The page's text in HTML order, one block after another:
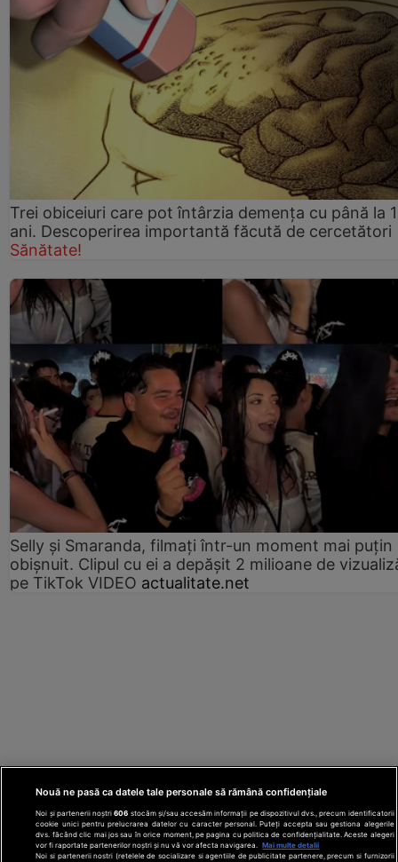
Trei obiceiuri care pot întârzia demența cu până la
ani. Descoperirea importantă făcută de cercetători
Sănătate!
Selly și Smaranda, filmați într-un moment mai puțin
obișnuit. Clipul cu ei a depășit 2 milioane de
pe TikTok VIDEO actualitate.net
Nouă ne pasă ca datele tale personale să rămână confidențiale
Noi și partenerii noștri606 stocăm și/sau accesăm informații pe dispozitivul dvs., precum identificatorii
cookie unici pentru prelucrarea datelor cu caracter personal. Puteți accepta sau gestiona alegerile
dvs. făcând clic mai jos sau în orice moment, pe pagina cu politica de confidențialitate. Aceste alegeri
vor fi raportate partenerilor noștri și nu vă vor afecta navigarea.
Mai multe detalii
Noi si partenerii nostri (retelele de socializare si agentiile de publicitate partenere, precum si furnizorii